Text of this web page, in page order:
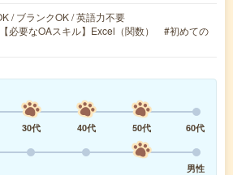
/ ブランクOK / 英語力不要
必要なOAスキル】Excel（関数） #初めての
30代 40代 50代
60代
男性